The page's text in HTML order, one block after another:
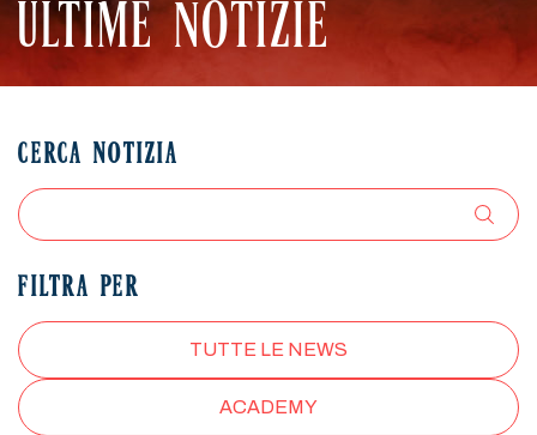
ULTIME NOTIZIE
CERCA NOTIZIA
FILTRA PER
TUTTE LE NEWS
ACADEMY